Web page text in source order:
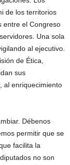
de los territorios
entre el Congreso
Una sola
al ejecutivo.
de Ética,
sus
al enriquecimiento
Débenos
permitir que se
facilita la
no son